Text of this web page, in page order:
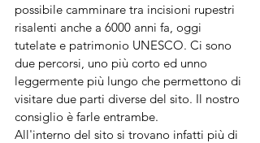
possibile camminare tra incisioni rupestri
risalenti anche a 6000 anni fa, oggi
tutelate e patrimonio UNESCO. Ci sono
due percorsi, uno più corto ed unno
leggermente più lungo che permettono di
visitare due parti diverse del sito. Il nostro
consiglio è farle entrambe.
All'interno del sito si trovano infatti più di